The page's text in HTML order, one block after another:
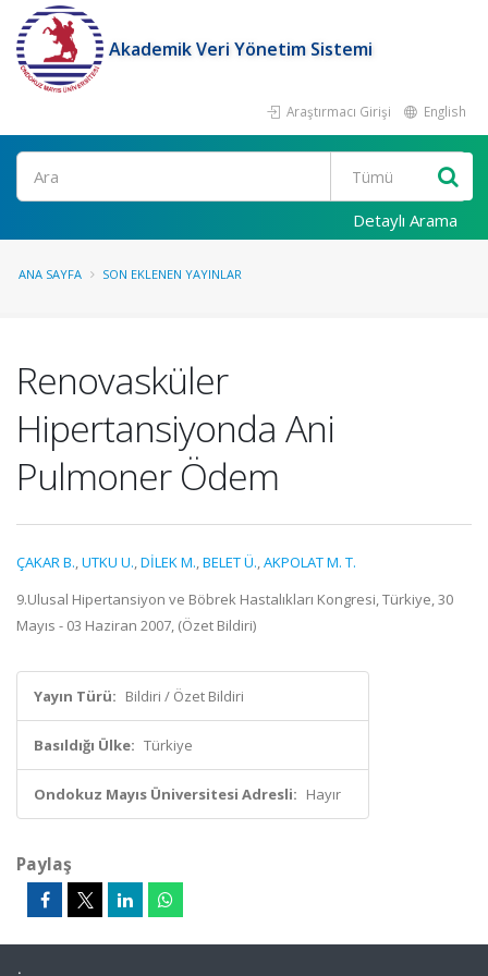
Akademik Veri Yönetim Sistemi
Araştırmacı Girişi English
Ara
Detaylı Arama
ANA SAYFA SON EKLENEN YAYINLAR
Renovasküler
Hipertansiyonda Ani
Pulmoner Ödem
ÇAKAR B.,UTKU U.,DİLEK M.,BELET Ü.,AKPOLAT M. T.
9.Ulusal Hipertansiyon ve Böbrek Hastalıkları Kongresi, Türkiye, 30
Mayıs - 03 Haziran 2007, (Özet Bildiri)
Yayın Türü: Bildiri / Özet Bildiri
Basıldığı Ülke: Türkiye
Ondokuz Mayıs Üniversitesi Adresli: Hayır
Paylaş